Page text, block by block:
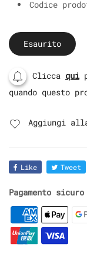
Codice
Esaurito
Clicca qui
quando questo
Aggiungi
Like Tweet
Pagamento sicuro